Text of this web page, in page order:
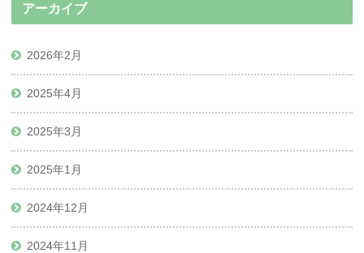
アーカイブ
2026年2月
2025年4月
2025年3月
2025年1月
2024年12月
2024年11月